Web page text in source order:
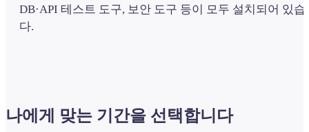
DB·API 테스트 도구, 보안 도구 등이 모두 설치되어 있습
다.
나에게 맞는 기간을 선택합니다